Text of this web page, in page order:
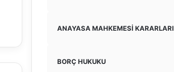
ANAYASA MAHKEMESİ KARARLARI
BORÇ HUKUKU